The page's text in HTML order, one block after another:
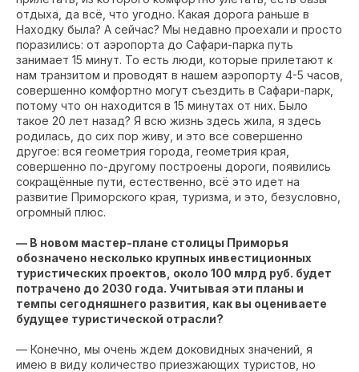
отдыха, да всё, что угодно. Какая дорога раньше в
Находку была? А сейчас? Мы недавно проехали и просто
поразились: от аэропорта до Сафари-парка путь
занимает 15 минут. То есть люди, которые прилетают к
нам транзитом и проводят в нашем аэропорту 4-5 часов,
совершенно комфортно могут съездить в Сафари-парк,
потому что он находится в 15 минутах от них. Было
такое 20 лет назад? Я всю жизнь здесь жила, я здесь
родилась, до сих пор живу, и это все совершенно
другое: вся геометрия города, геометрия края,
совершенно по-другому построены дороги, появились
сокращённые пути, естественно, всё это идет на
развитие Приморского края, туризма, и это, безусловно,
огромный плюс.
— В новом мастер-плане столицы Приморья
обозначено несколько крупных инвестиционных
туристических проектов, около 100 млрд руб. будет
потрачено до 2030 года. Учитывая эти планы и
темпы сегодняшнего развития, как вы оцениваете
будущее туристической отрасли?
— Конечно, мы очень ждем доковидных значений, я
имею в виду количество приезжающих туристов, но